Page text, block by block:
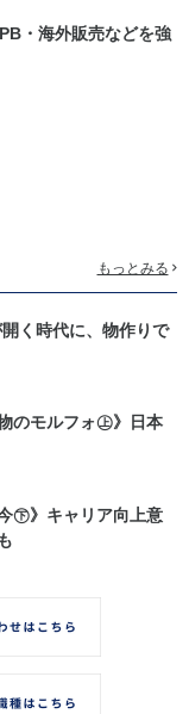
・海外販売などを強
もっとみる
く時代に、物作りで
のモルフォ㊤》日本
㊦》キャリア向上意